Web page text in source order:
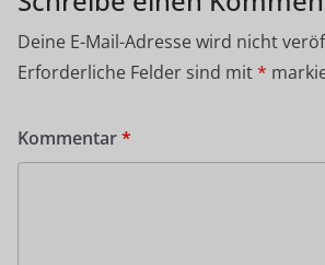
Deine E-Mail-Adresse wird nicht
Erforderliche Felder sind mit*
Kommentar*